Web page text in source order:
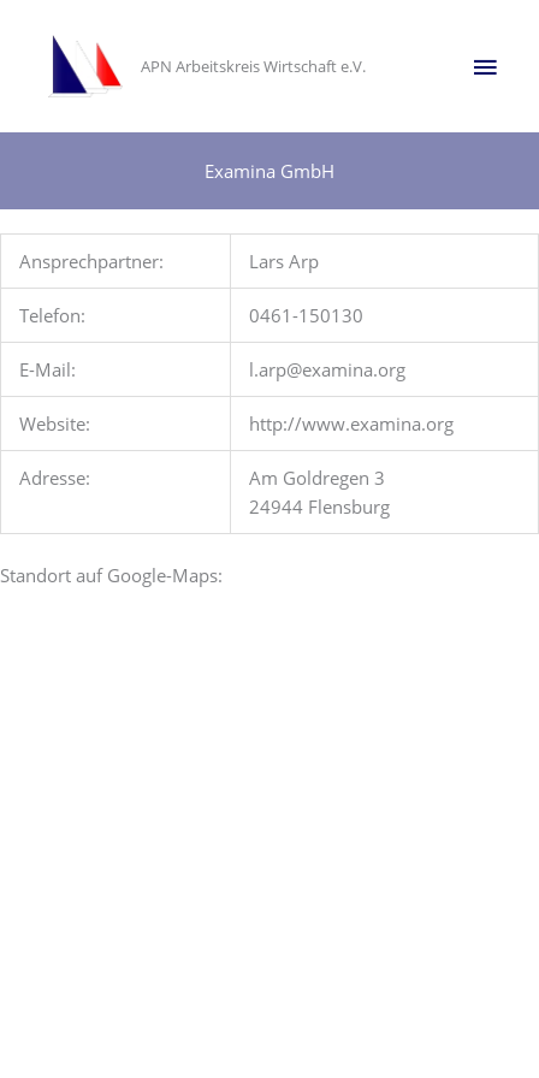
springen
APN Arbeitskreis Wirtschaft e.V.
Examina GmbH
Ansprechpartner: Lars Arp
Telefon: 0461-150130
E-Mail: l.arp@examina.org
Website: http://www.examina.org
Adresse:
Am Goldregen 3
24944 Flensburg
Standort auf Google-Maps: